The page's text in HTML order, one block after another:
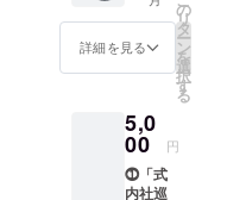
て巡拝
する二
人の大
『備前
社巡り
どっこ
い道中
に編集
したカ
ラー刷
（備前
編）」
完成冊
子1冊
延長五
二七
年）に
完成し
た「延
喜式」
詳細を見る
の
リ
タ
ー
ン
を
選
択
す
る
5,0
00 円
⓵「式
内社巡